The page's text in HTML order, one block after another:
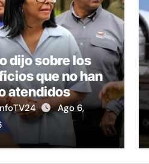
dijo sobre los
que no han
atendidos
Ago 6,